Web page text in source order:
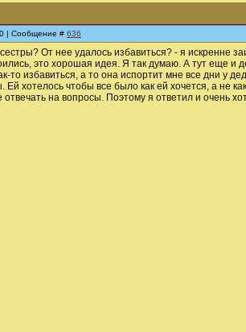
| Сообщение # 636
От нее удалось избавиться? - я искренне
это хорошая идея. Я так думаю. А тут еще
то избавиться, а то она испортит мне все дни у
Ей хотелось чтобы все было как ей хочется, а не
на вопросы. Поэтому я ответил и очень